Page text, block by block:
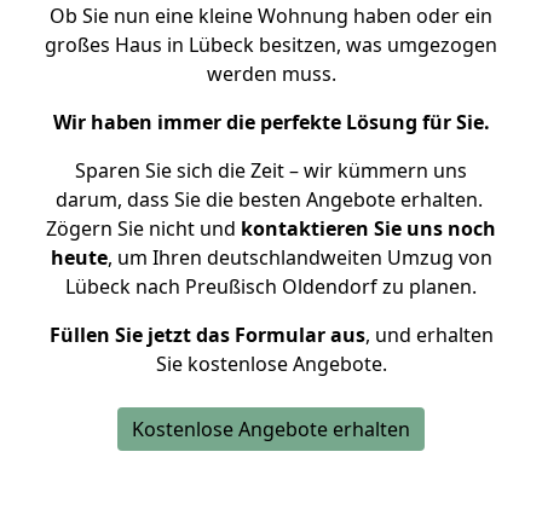
Ob Sie nun eine kleine Wohnung haben oder ein
großes Haus in Lübeck besitzen, was umgezogen
werden muss.
Wir haben immer die perfekte Lösung für Sie.
Sparen Sie sich die Zeit – wir kümmern uns
darum, dass Sie die besten Angebote erhalten.
Zögern Sie nicht und kontaktieren Sie uns noch
heute, um Ihren deutschlandweiten Umzug von
Lübeck nach Preußisch Oldendorf zu planen.
Füllen Sie jetzt das Formular aus, und erhalten
Sie kostenlose Angebote.
Kostenlose Angebote erhalten